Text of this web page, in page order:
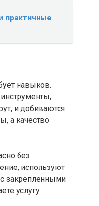
практичные
навыков.
и добиваются
а качество
без
используют
закрепленными
услугу